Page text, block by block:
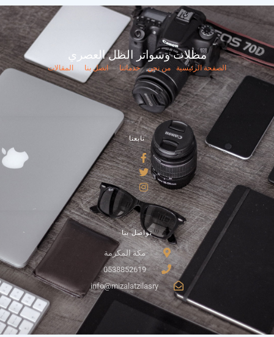
تواصل بنا
مكة المكرمة
0538852619
info@mizalatzilasry
تابعنا
مظلات وسواتر الظل العصري
الصفحة الرئيسية من نحن خدماتنا اتصل بنا المقالات